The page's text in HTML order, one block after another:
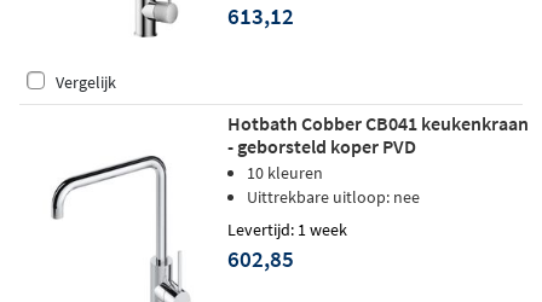
613,12
Vergelijk
Hotbath Cobber CB041 keukenkraan
- geborsteld koper PVD
10 kleuren
Uittrekbare uitloop: nee
Levertijd: 1 week
602,85